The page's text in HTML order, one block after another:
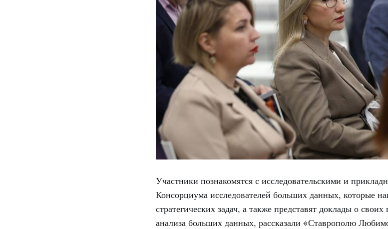
Участники познакомятся с исследовательскими и
Консорциума исследователей больших данных, которые
стратегических задач, а также представят доклады о
анализа больших данных, рассказали «Ставрополю